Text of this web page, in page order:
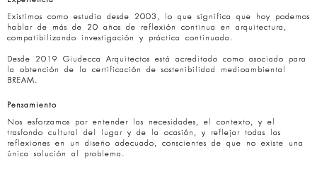
Existimos como estudio desde 2003, lo que significa que hoy podemos
hablar de más de 20 años de reflexión continua en arquitectura,
compatibilizando investigación y práctica continuada.
Desde 2019 Giudecca Arquitectos está acreditado como asociado para
la obtención de la certificación de sostenibilidad medioambiental
BREAM.
Pensamiento
Nos esforzamos por entender las necesidades, el contexto, y el
trasfondo cultural del lugar y de la ocasión, y reflejar todas las
reflexiones en un diseño adecuado, conscientes de que no existe una
única solución al problema.